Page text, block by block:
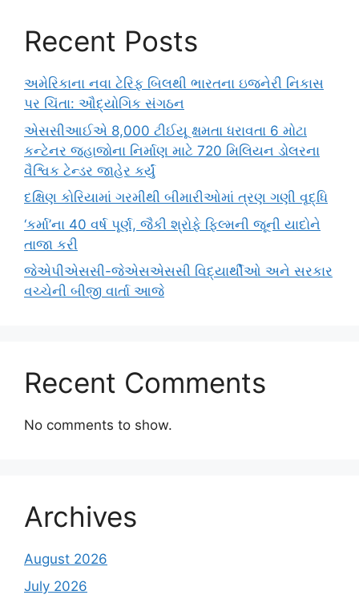
Recent Posts
અમેરિકાના નવા ટેરિફ બિલથી ભારતના ઇજનેરી નિકાસ
પર ચિંતા: ઔદ્યોગિક સંગઠન
એસસીઆઈએ 8,000 ટીઈયૂ ક્ષમતા ધરાવતા 6 મોટા
કન્ટેનર જહાજોના નિર્માણ માટે 720 મિલિયન ડોલરના
વૈશ્વિક ટેન્ડર જાહેર કર્યું
દક્ષિણ કોરિયામાં ગરમીથી બીમારીઓમાં ત્રણ ગણી વૃદ્ધિ
‘કર્મા’ના 40 વર્ષ પૂર્ણ, જૈકી શ્રોફે ફિલ્મની જૂની યાદોને
તાજા કરી
જેએપીએસસી-જેએસએસસી વિદ્યાર્થીઓ અને સરકાર
વચ્ચેની બીજી વાર્તા આજે
Recent Comments
No comments to show.
Archives
August 2026
July 2026